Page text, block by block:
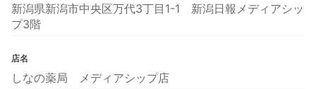
新潟県新潟市中央区万代3丁目1-1 新潟日報メディアシッ
プ3階
店名
しなの薬局 メディアシップ店